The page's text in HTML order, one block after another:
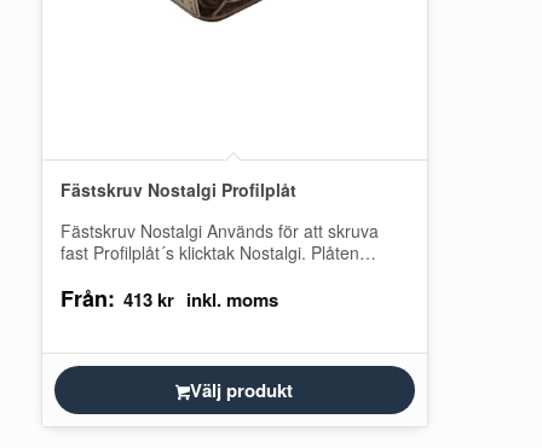
Fästskruv Nostalgi Profilplåt
Fästskruv Nostalgi Används för att skruva
fast Profilplåt´s klicktak Nostalgi. Plåten
sedan över…
Från: 413kr
Välj produkt